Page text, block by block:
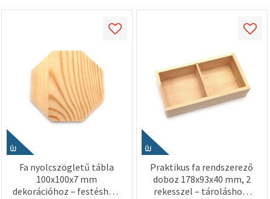
ÚJ
Fa nyolcszögletű tábla
100x100x7 mm
dekorációhoz – festéshez,
ÚJ
Praktikus fa rendszerező
doboz 178x93x40 mm, 2
rekesszel – tároláshoz,